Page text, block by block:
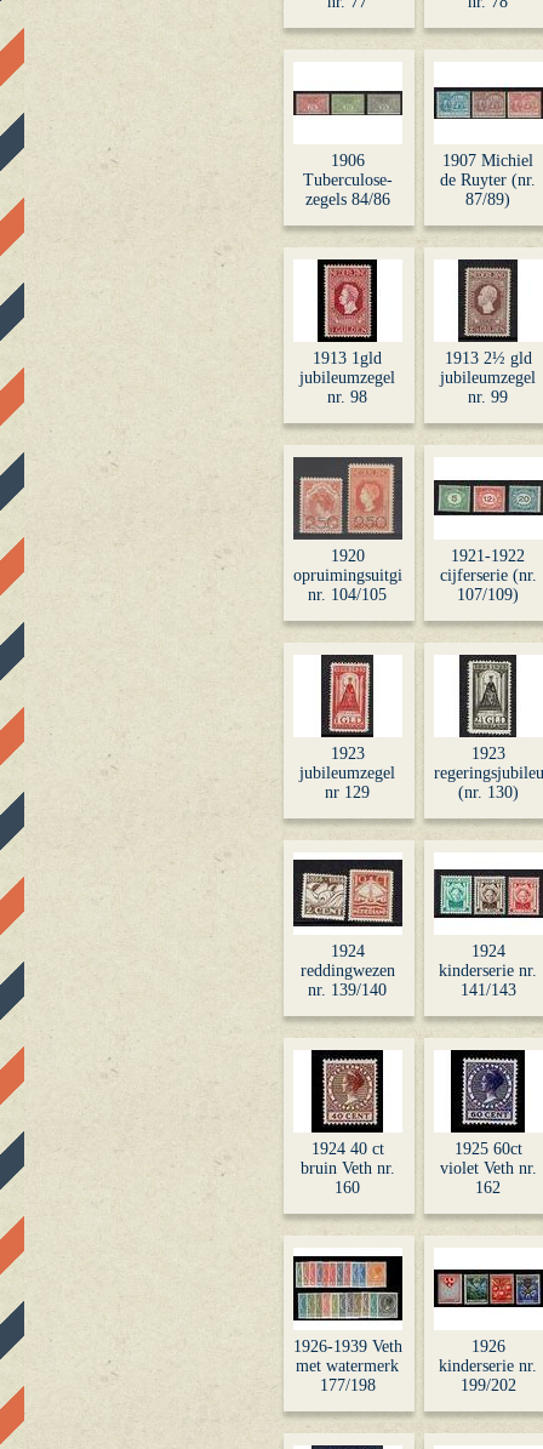
1906
Tuberculose-
zegels 84/86
1907 Michiel
de Ruyter (nr.
87/89)
1913 1gld
jubileumzegel
nr. 98
1913 2½ gld
jubileumzegel
nr. 99
1920
opruimingsuitgifte
nr. 104/105
1921-1922
cijferserie (nr.
107/109)
1923
jubileumzegel
nr 129
1923
(nr. 130)
1924
reddingwezen
nr. 139/140
1924
kinderserie nr.
141/143
1924 40 ct
bruin Veth nr.
160
1925 60ct
violet Veth nr.
162
1926-1939 Veth
met watermerk
177/198
1926
kinderserie nr.
199/202